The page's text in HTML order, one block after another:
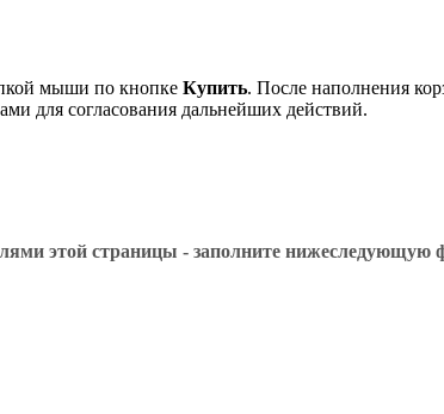
мыши по кнопке Купить. После наполнения
для согласования дальнейших действий.
этой страницы - заполните